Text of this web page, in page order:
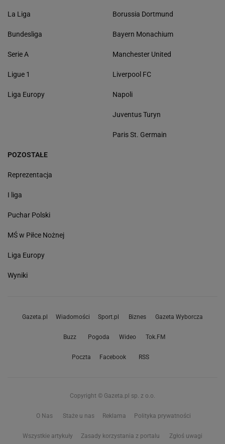
La Liga
Bundesliga
Serie A
Ligue 1
Liga Europy
Borussia Dortmund
Bayern Monachium
Manchester United
Liverpool FC
Napoli
Juventus Turyn
Paris St. Germain
POZOSTAŁE
Reprezentacja
I liga
Puchar Polski
MŚ w Piłce Nożnej
Liga Europy
Wyniki
Gazeta.pl Wiadomości Sport.pl Biznes Gazeta Wyborcza
Buzz Pogoda Wideo Tok.FM
Poczta Facebook RSS
Copyright © Gazeta.pl sp. z o.o.
O Nas Staże u nas Reklama Polityka prywatności
Wszystkie artykuły Zasady korzystania z portalu Zgłoś uwagi